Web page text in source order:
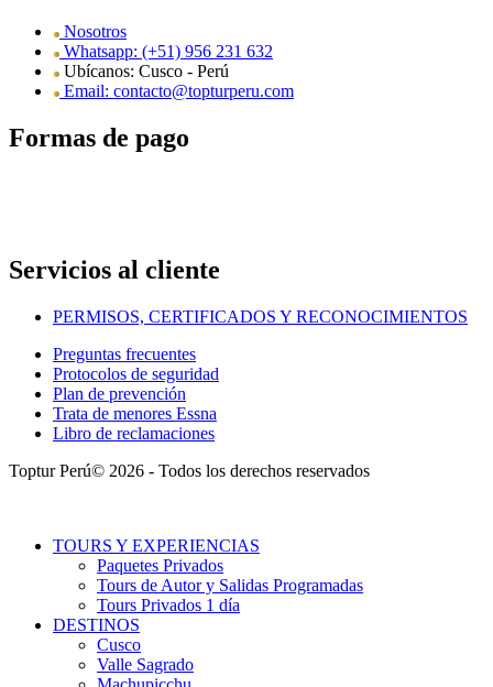
Nosotros
Whatsapp: (+51) 956 231 632
Ubícanos: Cusco - Perú
Email: contacto@topturperu.com
Formas de pago
Servicios al cliente
PERMISOS, CERTIFICADOS Y RECONOCIMIENTOS
Preguntas frecuentes
Protocolos de seguridad
Plan de prevención
Trata de menores Essna
Libro de reclamaciones
Toptur Perú© 2026 - Todos los derechos reservados
TOURS Y EXPERIENCIAS
Paquetes Privados
Tours de Autor y Salidas Programadas
Tours Privados 1 día
DESTINOS
Cusco
Valle Sagrado